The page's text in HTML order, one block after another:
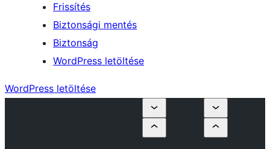
Frissítés
Biztonsági mentés
Biztonság
WordPress letöltése
WordPress letöltése